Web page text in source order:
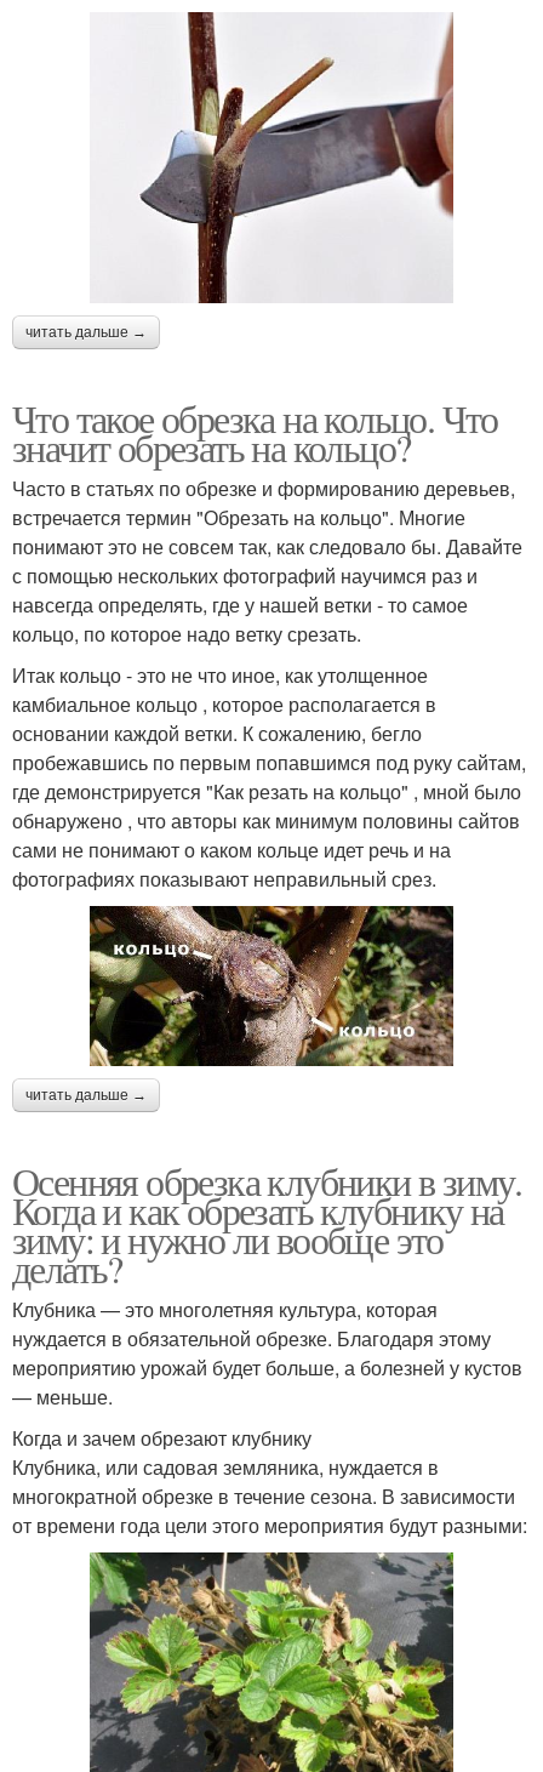
читать дальше →
Что такое обрезка на кольцо. Что
значит обрезать на кольцо?
Часто в статьях по обрезке и формированию деревьев,
встречается термин "Обрезать на кольцо". Многие
понимают это не совсем так, как следовало бы. Давайте
с помощью нескольких фотографий научимся раз и
навсегда определять, где у нашей ветки - то самое
кольцо, по которое надо ветку срезать.
Итак кольцо - это не что иное, как утолщенное
камбиальное кольцо , которое располагается в
основании каждой ветки. К сожалению, бегло
пробежавшись по первым попавшимся под руку сайтам,
где демонстрируется "Как резать на кольцо" , мной было
обнаружено , что авторы как минимум половины сайтов
сами не понимают о каком кольце идет речь и на
фотографиях показывают неправильный срез.
читать дальше →
Осенняя обрезка клубники в зиму.
Когда и как обрезать клубнику на
зиму: и нужно ли вообще это
делать?
Клубника — это многолетняя культура, которая
нуждается в обязательной обрезке. Благодаря этому
мероприятию урожай будет больше, а болезней у кустов
— меньше.
Когда и зачем обрезают клубнику
Клубника, или садовая земляника, нуждается в
многократной обрезке в течение сезона. В зависимости
от времени года цели этого мероприятия будут разными: